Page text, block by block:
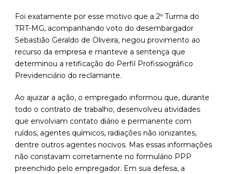
Foi exatamente por esse motivo que a 2ª Turma do
TRT-MG, acompanhando voto do desembargador
Sebastião Geraldo de Oliveira, negou provimento ao
recurso da empresa e manteve a sentença que
determinou a retificação do Perfil Profissiográfico
Previdenciário do reclamante.
Ao ajuizar a ação, o empregado informou que, durante
todo o contrato de trabalho, desenvolveu atividades
que envolviam contato diário e permanente com
ruídos, agentes químicos, radiações não ionizantes,
dentre outros agentes nocivos. Mas essas informações
não constavam corretamente no formulário PPP
preenchido pelo empregador. Em sua defesa, a